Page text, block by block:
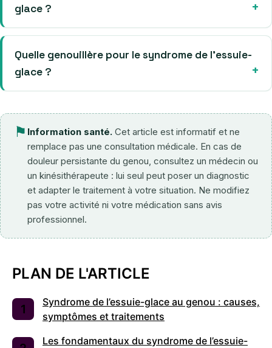
glace ?
Quelle genouillère pour le syndrome de l’essuie-
glace ?
⚑ Information santé. Cet article est informatif et ne
remplace pas une consultation médicale. En cas de
douleur persistante du genou, consultez un médecin ou
un kinésithérapeute : lui seul peut poser un diagnostic
et adapter le traitement à votre situation. Ne modifiez
pas votre activité ni votre médication sans avis
professionnel.
PLAN DE L'ARTICLE
Syndrome de l’essuie-glace au genou : causes,
symptômes et traitements
Les fondamentaux du syndrome de l’essuie-